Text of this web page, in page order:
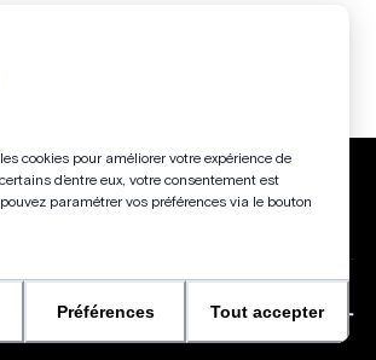
cookies pour améliorer votre expérience de
d’entre eux, votre consentement est
paramétrer vos préférences via le bouton
Préférences Tout accepter
Conditions générales
Gestion des cookies
RÉSERVÉS WEBSITE BY